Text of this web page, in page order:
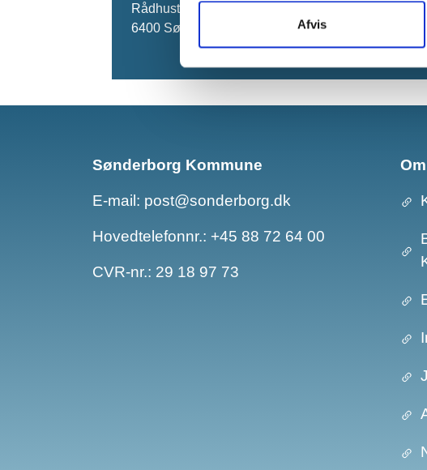
Afvis
Rådhustorvet 10
6400 Sønderborg
Sønderborg Kommune
E-mail: post@sonderborg.dk
Hovedtelefonnr.: +45 88 72 64 00
CVR-nr.: 29 18 97 73